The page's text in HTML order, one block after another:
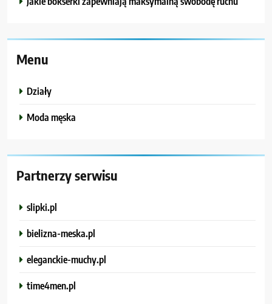
Menu
Działy
Moda męska
Partnerzy serwisu
slipki.pl
bielizna-meska.pl
eleganckie-muchy.pl
time4men.pl